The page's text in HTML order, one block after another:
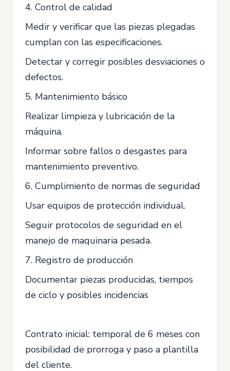
4. Control de calidad
Medir y verificar que las piezas plegadas
cumplan con las especificaciones.
Detectar y corregir posibles desviaciones o
defectos.
5. Mantenimiento básico
Realizar limpieza y lubricación de la
máquina.
Informar sobre fallos o desgastes para
mantenimiento preventivo.
6. Cumplimiento de normas de seguridad
Usar equipos de protección individual.
Seguir protocolos de seguridad en el
manejo de maquinaria pesada.
7. Registro de producción
Documentar piezas producidas, tiempos
de ciclo y posibles incidencias
Contrato inicial: temporal de 6 meses con
posibilidad de prorroga y paso a plantilla
del cliente.